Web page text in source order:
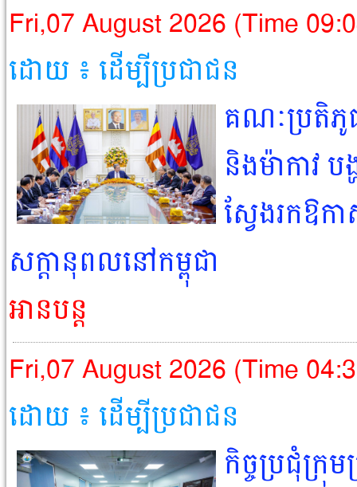
Fri,07 August 2026 (Time
ដោយ ៖ ដើម្បីប្រជាជន​
គណៈប្រតិភូ
និងម៉ាកាវ
ស្វែងរកឱ
សក្តានុពលនៅកម្ពុជា
អានបន្ត
Fri,07 August 2026 (Time
ដោយ ៖ ដើម្បីប្រជាជន​
កិច្ចប្រជុំក្រុ